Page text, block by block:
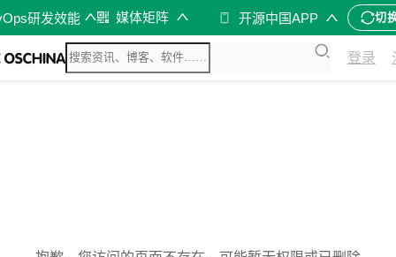
研发效能 媒体矩阵 开源中国APP 切
登录